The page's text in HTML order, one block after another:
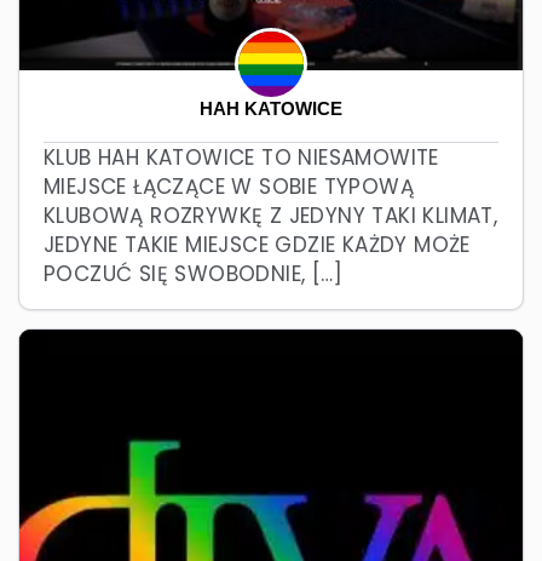
HAH KATOWICE
KLUB HAH KATOWICE TO NIESAMOWITE
MIEJSCE ŁĄCZĄCE W SOBIE TYPOWĄ
KLUBOWĄ ROZRYWKĘ Z JEDYNY TAKI KLIMAT,
JEDYNE TAKIE MIEJSCE GDZIE KAŻDY MOŻE
POCZUĆ SIĘ SWOBODNIE, […]